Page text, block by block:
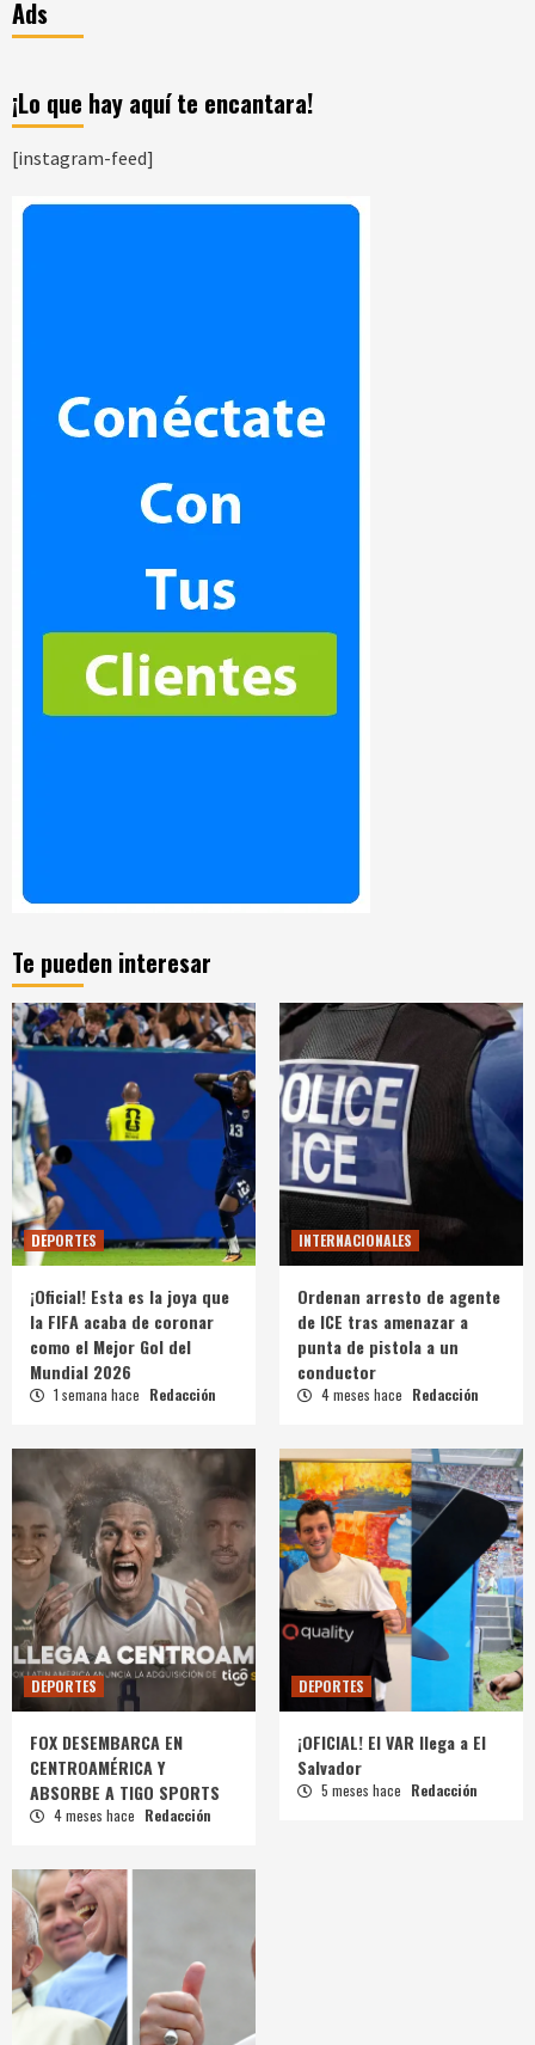
Ads
¡Lo que hay aquí te encantara!
[instagram-feed]
Te pueden interesar
DEPORTES
¡Oficial! Esta es la joya que
la FIFA acaba de coronar
como el Mejor Gol del
Mundial 2026
1 semana hace Redacción
INTERNACIONALES
Ordenan arresto de agente
de ICE tras amenazar a
punta de pistola a un
conductor
4 meses hace Redacción
DEPORTES
FOX DESEMBARCA EN
CENTROAMÉRICA Y
ABSORBE A TIGO SPORTS
4 meses hace Redacción
DEPORTES
¡OFICIAL! El VAR llega a El
Salvador
5 meses hace Redacción